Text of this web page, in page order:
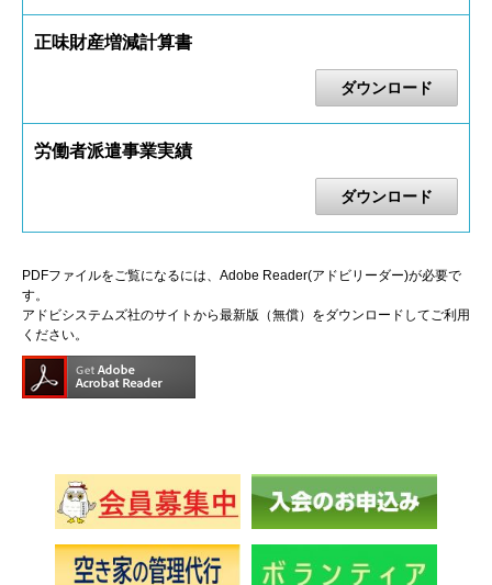
正味財産増減計算書
ダウンロード
労働者派遣事業実績
ダウンロード
PDFファイルをご覧になるには、Adobe Reader(アドビリーダー)が必要で
す。
アドビシステムズ社のサイトから最新版（無償）をダウンロードしてご利用
ください。